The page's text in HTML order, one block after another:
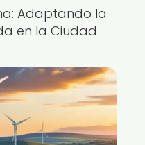
Adaptando la
en la Ciudad